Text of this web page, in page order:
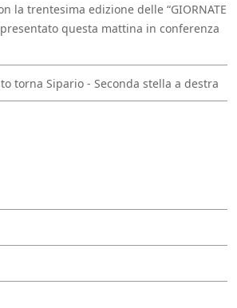
la trentesima edizione delle “GIORNATE
presentato questa mattina in conferenza
torna Sipario - Seconda stella a destra